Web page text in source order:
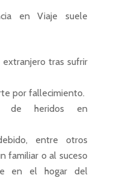
en Viaje suele
tras sufrir
por fallecimiento.
de heridos en
entre otros
familiar o al suceso
en el hogar del